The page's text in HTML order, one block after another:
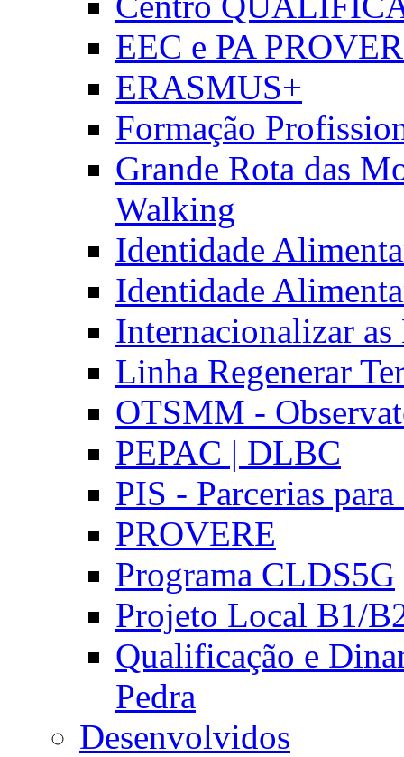
EEC e PA
ERASMUS+
Formação
Grande Rota das
Walking
Identidade
Identidade
Internacionalizar
Linha Regenerar
OTSMM -
PEPAC | DLBC
PIS - Parcerias
PROVERE
Programa CLDS5G
Projeto Local B1/
Qualificação e
Pedra
Desenvolvidos